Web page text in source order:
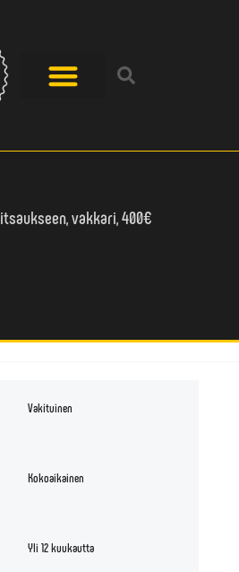
vakkari, 400€
Vakituinen
Kokoaikainen
Yli 12 kuukautta